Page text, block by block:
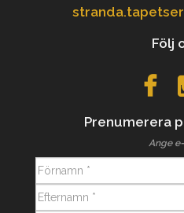
Följ
Prenumerera
Ange